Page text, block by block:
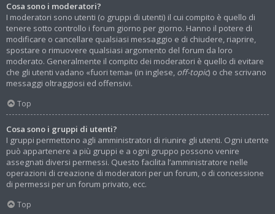
Cosa sono i moderatori?
I moderatori sono utenti (o gruppi di utenti) il cui compito è quello di
tenere sotto controllo i forum giorno per giorno. Hanno il potere di
modificare o cancellare qualsiasi messaggio e di chiudere, riaprire,
spostare o rimuovere qualsiasi argomento del forum da loro
moderato. Generalmente il compito dei moderatori è quello di evitare
che gli utenti vadano «fuori tema» (in inglese, off-topic) o che scrivano
messaggi oltraggiosi ed offensivi.
Top
Cosa sono i gruppi di utenti?
I gruppi permettono agli amministratori di riunire gli utenti. Ogni utente
può appartenere a più gruppi e a ogni gruppo possono venire
assegnati diversi permessi. Questo facilita l’amministratore nelle
operazioni di creazione di moderatori per un forum, o di concessione
di permessi per un forum privato, ecc.
Top